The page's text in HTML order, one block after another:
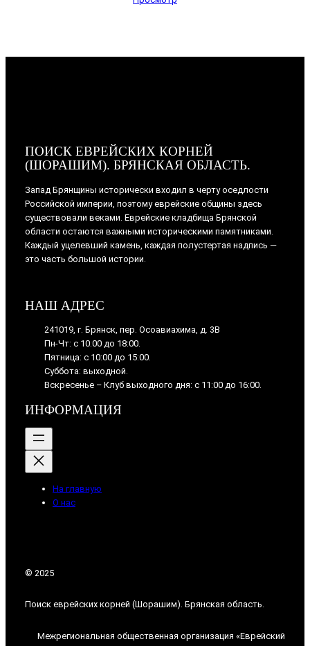
ПОИСК ЕВРЕЙСКИХ КОРНЕЙ
(ШОРАШИМ). БРЯНСКАЯ ОБЛАСТЬ.
Запад Брянщины исторически входил в черту оседлости
Российской империи, поэтому еврейские общины здесь
существовали веками. Еврейские кладбища Брянской
области остаются важными историческими памятниками.
Каждый уцелевший камень, каждая полустертая надпись —
это часть большой истории.
НАШ АДРЕС
241019, г. Брянск, пер. Осоавиахима, д. 3В
Пн-Чт: с 10:00 до 18:00.
Пятница: с 10:00 до 15:00.
Суббота: выходной.
Вскресенье – Клуб выходного дня: с 11:00 до 16:00.
ИНФОРМАЦИЯ
На главную
О нас
© 2025
Поиск еврейских корней (Шорашим). Брянская область.
Межрегиональная общественная организация «Еврейский